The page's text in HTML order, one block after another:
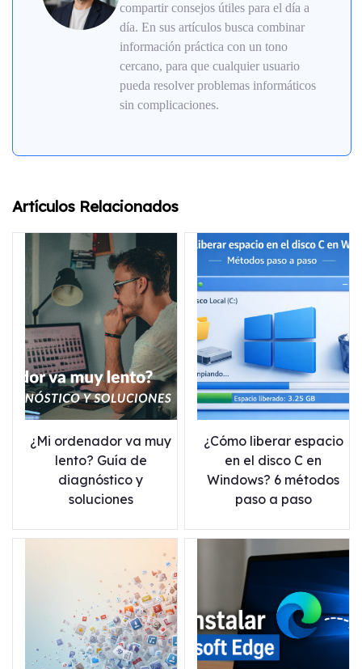
compartir consejos útiles para el día a
día. En sus artículos busca combinar
información práctica con un tono
cercano, para que cualquier usuario
pueda resolver problemas informáticos
sin complicaciones.
Artículos Relacionados
¿Mi ordenador va muy
lento? Guía de
diagnóstico y
soluciones
¿Cómo liberar espacio
en el disco C en
Windows? 6 métodos
paso a paso